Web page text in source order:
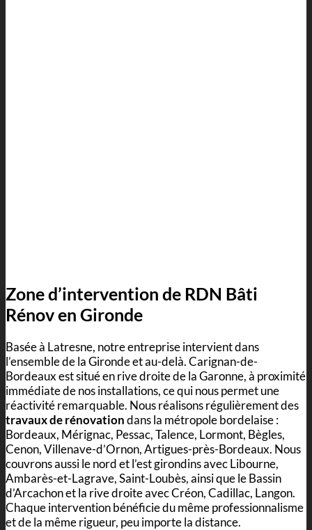
Zone d’intervention de RDN Bâti
Rénov en Gironde
Basée à Latresne, notre entreprise intervient dans
l’ensemble de la Gironde et au-delà. Carignan-de-
Bordeaux est situé en rive droite de la Garonne, à proximité
immédiate de nos installations, ce qui nous permet une
réactivité remarquable. Nous réalisons régulièrement des
travaux de rénovationdans la métropole bordelaise :
Bordeaux, Mérignac, Pessac, Talence, Lormont, Bègles,
Cenon, Villenave-d’Ornon, Artigues-près-Bordeaux. Nous
couvrons aussi le nord et l’est girondins avec Libourne,
Ambarès-et-Lagrave, Saint-Loubès, ainsi que le Bassin
d’Arcachon et la rive droite avec Créon, Cadillac, Langon.
Chaque intervention bénéficie du même professionnalisme
et de la même rigueur, peu importe la distance.